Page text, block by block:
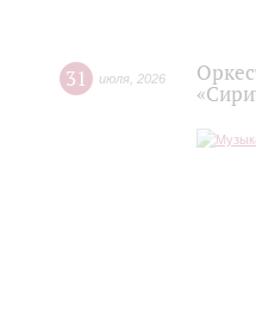
31 июля 2026